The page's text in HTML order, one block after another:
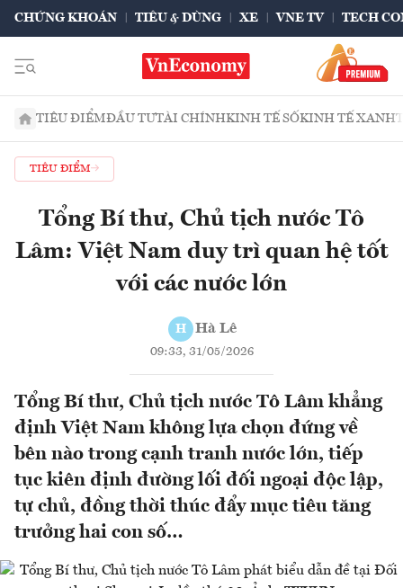
CHỨNG KHOÁN TIÊU & DÙNG XE VNE TV TECH
TIÊU ĐIỂMĐẦU TƯTÀI CHÍNHKINH TẾ SỐKINH TẾ XANH
TIÊU ĐIỂM
Tổng Bí thư, Chủ tịch nước Tô
Lâm: Việt Nam duy trì quan hệ tốt
với các nước lớn
H Hà Lê
09:33, 31/05/2026
Tổng Bí thư, Chủ tịch nước Tô Lâm khẳng
định Việt Nam không lựa chọn đứng về
bên nào trong cạnh tranh nước lớn, tiếp
tục kiên định đường lối đối ngoại độc lập,
tự chủ, đồng thời thúc đẩy mục tiêu tăng
trưởng hai con số…